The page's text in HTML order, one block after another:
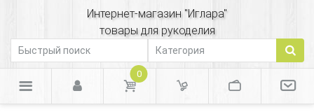
Интернет-магазин "Иглара"
товары для рукоделия
0